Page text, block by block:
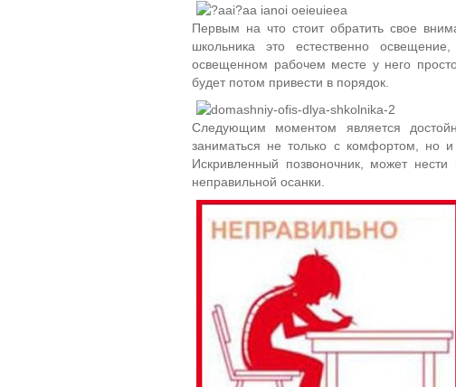
Первым на что стоит обратить свое
школьника это естественно
освещенном рабочем месте у него
будет потом привести в порядок.
Следующим моментом является
заниматься не только с комфортом, но
Искривленный позвоночник, может
неправильной осанки.